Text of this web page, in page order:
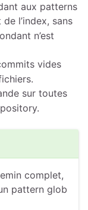
aux patterns
l’index, sans
n’est
vides
sur toutes
complet,
pattern glob